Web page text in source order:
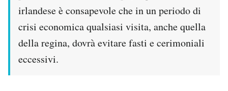
irlandese è consapevole che in un periodo di
crisi economica qualsiasi visita, anche quella
della regina, dovrà evitare fasti e cerimoniali
eccessivi.